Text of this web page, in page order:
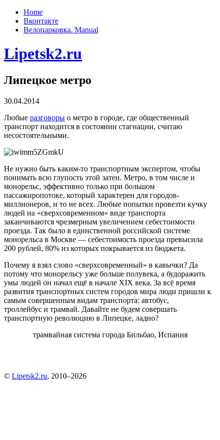
Home
Вконтакте
Велопарковка. Manual
Lipetsk2.ru
Липецкое метро
30.04.2014
Любые разговоры о метро в городе, где общественный
транспорт находится в состоянии стагнации, считаю
несостоятельными.
Не нужно быть каким-то транспортным экспертом, чтобы
понимать всю глупость этой затеи. Метро, в том числе и
монорельс, эффективно только при большом
пассажиропотоке, который характерен для городов-
миллионеров, и то не всех. Любые попытки провезти кучку
людей на «сверхсовременном» виде транспорта
заканчиваются чрезмерным увеличением себестоимости
проезда. Так было в единственной российской системе
монорельса в Москве — себестоимость проезда превысила
200 рублей, 80% из которых покрывается из бюджета.
Почему я взял слово «сверхсовременный» в кавычки? Да
потому что монорельсу уже больше полувека, а будоражить
умы людей он начал ещё в начале XIX века. За всё время
развития транспортных систем городов мира люди пришли к
самым совершенным видам транспорта: автобус,
троллейбус и трамвай. Давайте не будем совершать
транспортную революцию в Липецке, ладно?
трамвайная система города Бильбао, Испания
© Lipetsk2.ru, 2010–2026